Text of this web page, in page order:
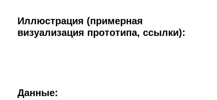
Иллюстрация (примерная
визуализация прототипа, ссылки):
Данные: